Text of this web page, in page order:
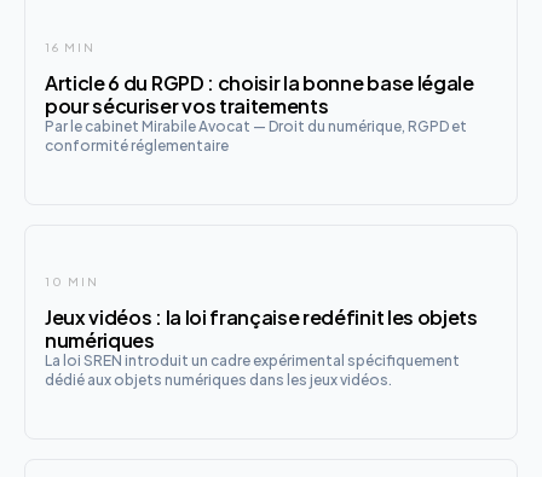
16 MIN
Article 6 du RGPD : choisir la bonne base légale
pour sécuriser vos traitements
Par le cabinet Mirabile Avocat — Droit du numérique, RGPD et
conformité réglementaire
10 MIN
Jeux vidéos : la loi française redéfinit les objets
numériques
La loi SREN introduit un cadre expérimental spécifiquement
dédié aux objets numériques dans les jeux vidéos.